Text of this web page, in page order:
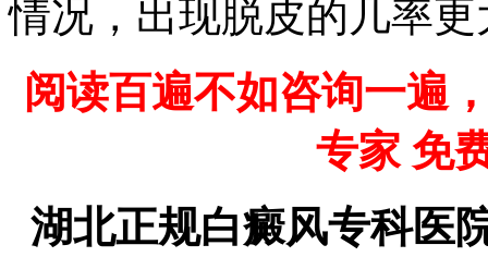
情况，出现脱皮的几率更
阅读百遍不如咨询一遍
专家 免
湖北正规白癜风专科医